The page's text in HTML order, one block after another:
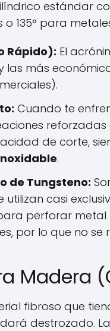
estándar
135° para
Rápido): El
las más
Cuando te
de corte,
.
de Tungsteno:
utilizan casi
perforar metal
por lo que no
Madera
fibroso que
destrozado.